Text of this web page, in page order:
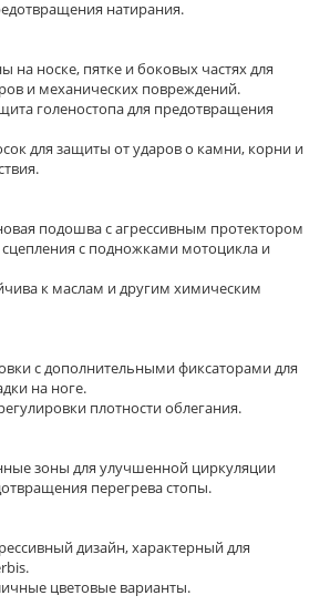
натирания.
на носке, пятке и боковых частях для
и механических повреждений.
голеностопа для предотвращения
для защиты от ударов о камни, корни и
подошва с агрессивным протектором
сцепления с подножками мотоцикла и
к маслам и другим химическим
с дополнительными фиксаторами для
на ноге.
плотности облегания.
зоны для улучшенной циркуляции
перегрева стопы.
дизайн, характерный для
цветовые варианты.